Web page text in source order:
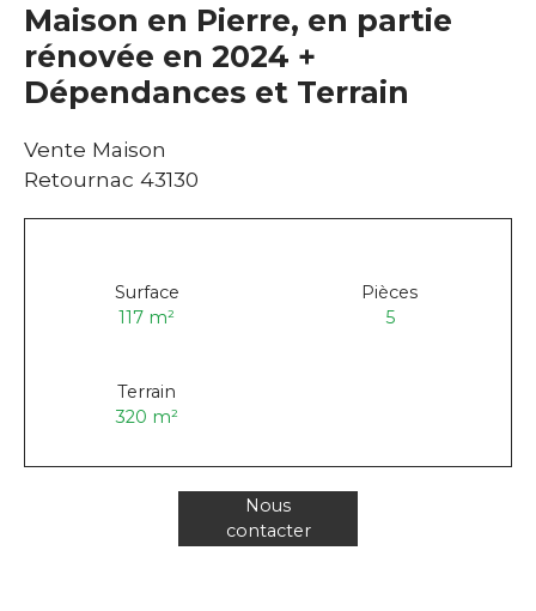
Maison en Pierre, en partie
rénovée en 2024 +
Dépendances et Terrain
Vente Maison
Retournac 43130
Surface
117 m²
Pièces
5
Terrain
320 m²
Nous
contacter